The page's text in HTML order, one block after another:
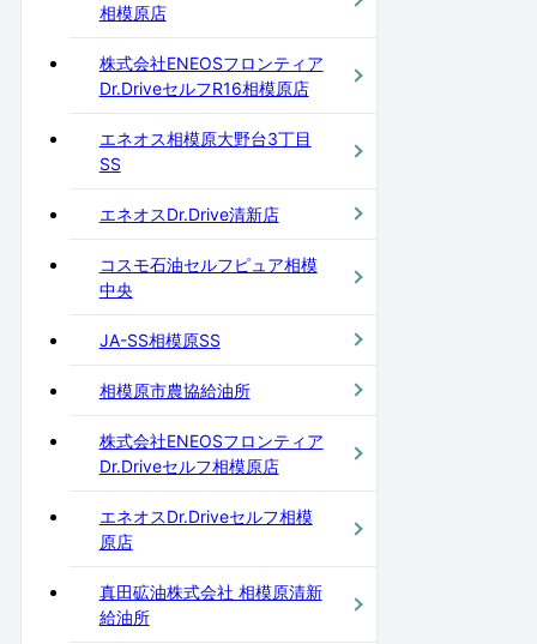
相模原店
株式会社ENEOSフロンティア
Dr.DriveセルフR16相模原店
エネオス相模原大野台3丁目
SS
エネオスDr.Drive清新店
コスモ石油セルフピュア相模
中央
JA-SS相模原SS
相模原市農協給油所
株式会社ENEOSフロンティア
Dr.Driveセルフ相模原店
エネオスDr.Driveセルフ相模
原店
真田砿油株式会社 相模原清新
給油所